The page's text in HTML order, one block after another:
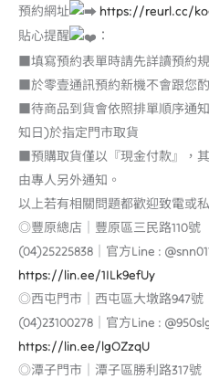
預約網址
https://reurl.cc/
貼心提醒
：
■填寫預約表單時請先詳讀預約
■於零壹通訊預約新機不會跟您
■待商品到貨會依照排單順序通
知日)於指定門市取貨
■預購取貨僅以『現金付款』，
由專人另外通知。
以上若有相關問題都歡迎致電或
◎豐原總店｜豐原區三民路110號
(04)25225838｜官方Line :
https://lin.ee/1ILk9efUy
◎西屯門市｜西屯區大墩路947號
(04)23100278｜官方Line :
https://lin.ee/lgOZzqU
◎潭子門市｜潭子區勝利路317號